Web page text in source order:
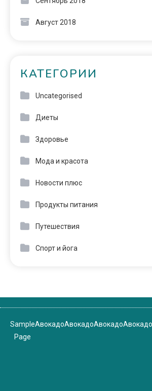
Август 2018
КАТЕГОРИИ
Uncategorised
Диеты
Здоровье
Мода и красота
Новости плюс
Продукты питания
Путешествия
Спорт и йога
Sample
Page
АвокадоАвокадоАвокадоАвокадо